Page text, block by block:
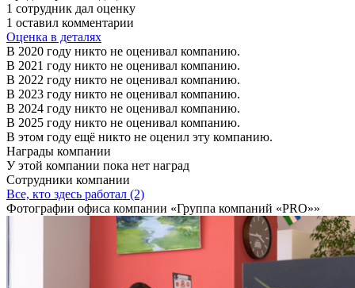
1 сотрудник дал оценку
1 оставил комментарии
Оценка в деталях
В 2020 году никто не оценивал компанию.
В 2021 году никто не оценивал компанию.
В 2022 году никто не оценивал компанию.
В 2023 году никто не оценивал компанию.
В 2024 году никто не оценивал компанию.
В 2025 году никто не оценивал компанию.
В этом году ещё никто не оценил эту компанию.
Награды компании
У этой компании пока нет наград
Сотрудники компании
Все, кто здесь работал (2)
Фотографии офиса компании «Группа компаний «PRO»»